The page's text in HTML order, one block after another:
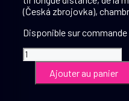
(Česká zbrojovka),
Disponible sur commande
quantité
de
CarabineAjouter au panier